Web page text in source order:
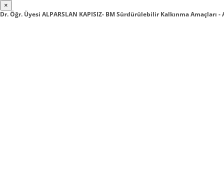
×
Dr. Öğr. Üyesi ALPARSLAN KAPISIZ- BM Sürdürülebilir Kalkınma Amaçları -